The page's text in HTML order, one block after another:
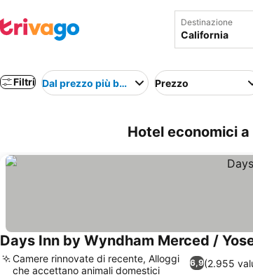
Destinazione
Filtri Dal prezzo più basso Prezzo
Hotel economici
Days Inn by Wyndham Merced /
6,9(2.955
Camere rinnovate di recente, Alloggi
che accettano animali domestici